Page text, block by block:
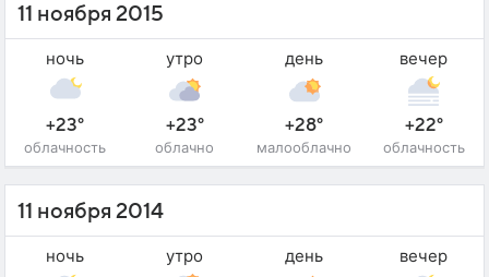
11 ноября 2015
ночь
+23°
облачность
утро
+23°
облачно
день
+28°
малооблачно
вечер
+22°
облачность
11 ноября 2014
ночь утро день вечер